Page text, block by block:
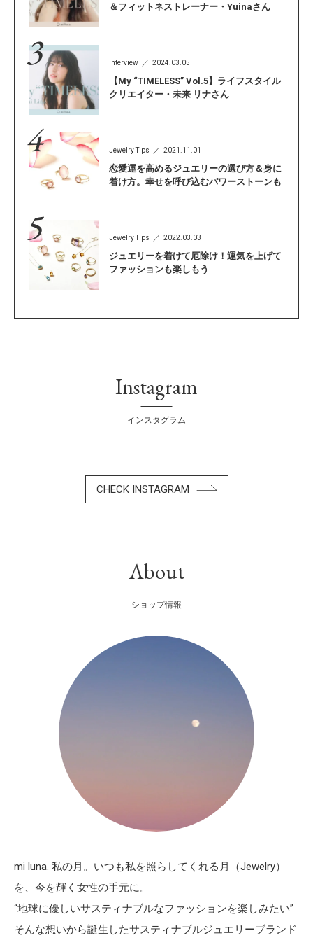
＆フィットネストレーナー・Yuinaさん
Interview 2024.03.05
【My “TIMELESS” Vol.5】ライフスタイル
クリエイター・未来 リナさん
Jewelry Tips 2021.11.01
恋愛運を高めるジュエリーの選び方＆身に
着け方。幸せを呼び込むパワーストーンも
Jewelry Tips 2022.03.03
ジュエリーを着けて厄除け！運気を上げて
ファッションも楽しもう
Instagram
インスタグラム
CHECK INSTAGRAM
About
ショップ情報
mi luna. 私の月。いつも私を照らしてくれる月（Jewelry）
を、今を輝く女性の手元に。
“地球に優しいサスティナブルなファッションを楽しみたい”
そんな想いから誕生したサスティナブルジュエリーブランド